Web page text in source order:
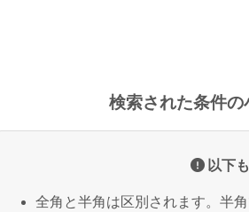
検索された条件
以下
全角と半角は区別されます。半